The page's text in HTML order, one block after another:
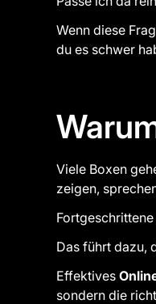
Wenn diese
du es schwer
Viele Boxen
zeigen,
Das führt dazu,
Effektives
sondern die